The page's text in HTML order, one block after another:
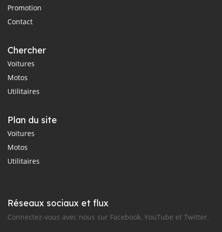
Promotion
Contact
Chercher
Voitures
Motos
Utilitaires
Plan du site
Voitures
Motos
Utilitaires
Réseaux sociaux et flux
Connectez-vous avec nous sur Facebook, YouTube et Twitter.